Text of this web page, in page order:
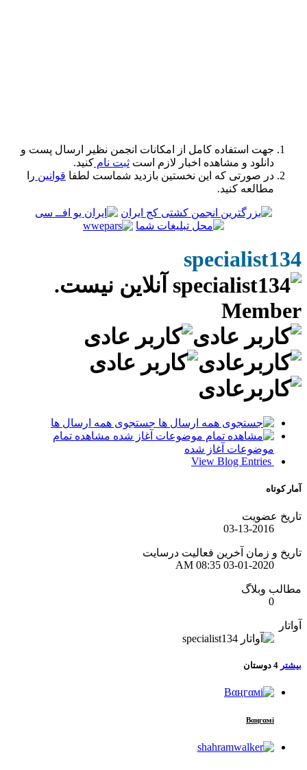
انجمن نظیر ارسال پست و
است ثبت نامکنید.
بازدید شماست لطفاقوانینرا
جستجوی همه ارسال ها
مشاهده تمام